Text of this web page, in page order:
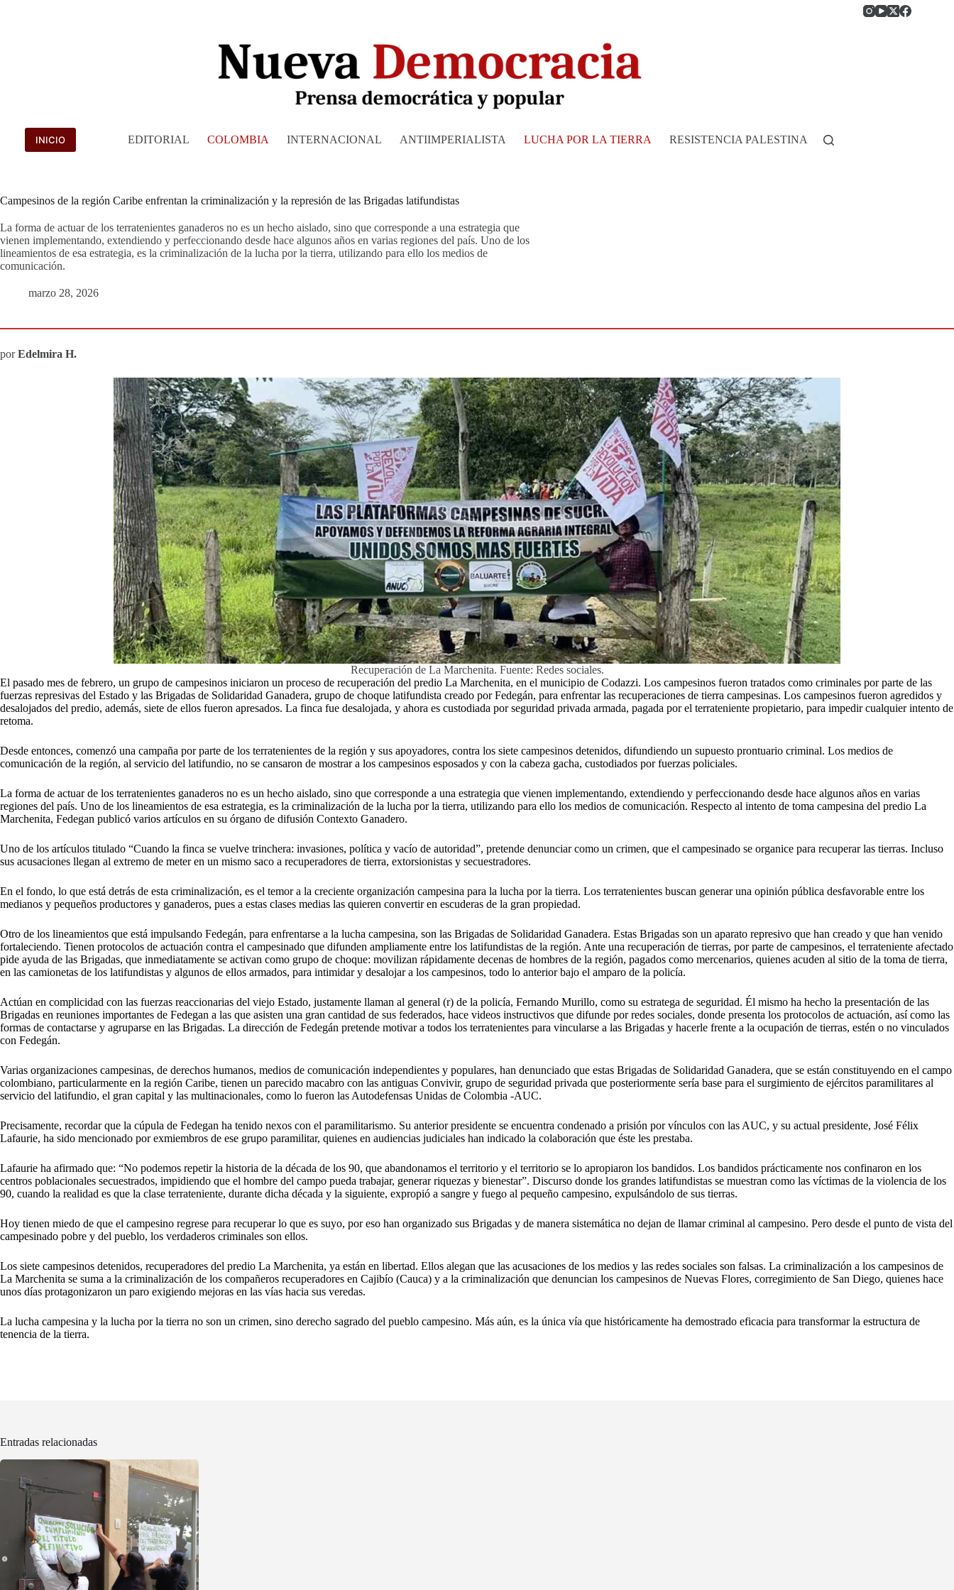
INICIO EDITORIAL COLOMBIA INTERNACIONAL ANTIIMPERIALISTA LUCHA POR LA TIERRA RESISTENCIA PALESTINA HISTORIA DE
Campesinos de la región Caribe enfrentan la criminalización y la represión de las Brigadas latifundistas
La forma de actuar de los terratenientes ganaderos no es un hecho aislado, sino que corresponde a una estrategia que
vienen implementando, extendiendo y perfeccionando desde hace algunos años en varias regiones del país. Uno de los
lineamientos de esa estrategia, es la criminalización de la lucha por la tierra, utilizando para ello los medios de
comunicación.
marzo 28, 2026
porEdelmira H.
Recuperación de La Marchenita. Fuente: Redes sociales.
El pasado mes de febrero, un grupo de campesinos iniciaron un proceso de recuperación del predio La Marchenita, en el municipio de Codazzi. Los campesinos fueron tratados como criminales por parte de las
fuerzas represivas del Estado y las Brigadas de Solidaridad Ganadera, grupo de choque latifundista creado por Fedegán, para enfrentar las recuperaciones de tierra campesinas. Los campesinos fueron agredidos y
desalojados del predio, además, siete de ellos fueron apresados. La finca fue desalojada, y ahora es custodiada por seguridad privada armada, pagada por el terrateniente propietario, para impedir cualquier intento de
retoma.
Desde entonces, comenzó una campaña por parte de los terratenientes de la región y sus apoyadores, contra los siete campesinos detenidos, difundiendo un supuesto prontuario criminal. Los medios de
comunicación de la región, al servicio del latifundio, no se cansaron de mostrar a los campesinos esposados y con la cabeza gacha, custodiados por fuerzas policiales.
La forma de actuar de los terratenientes ganaderos no es un hecho aislado, sino que corresponde a una estrategia que vienen implementando, extendiendo y perfeccionando desde hace algunos años en varias
regiones del país. Uno de los lineamientos de esa estrategia, es la criminalización de la lucha por la tierra, utilizando para ello los medios de comunicación. Respecto al intento de toma campesina del predio La
Marchenita, Fedegan publicó varios artículos en su órgano de difusión Contexto Ganadero.
Uno de los artículos titulado “Cuando la finca se vuelve trinchera: invasiones, política y vacío de autoridad”, pretende denunciar como un crimen, que el campesinado se organice para recuperar las tierras. Incluso
sus acusaciones llegan al extremo de meter en un mismo saco a recuperadores de tierra, extorsionistas y secuestradores.
En el fondo, lo que está detrás de esta criminalización, es el temor a la creciente organización campesina para la lucha por la tierra. Los terratenientes buscan generar una opinión pública desfavorable entre los
medianos y pequeños productores y ganaderos, pues a estas clases medias las quieren convertir en escuderas de la gran propiedad.
Otro de los lineamientos que está impulsando Fedegán, para enfrentarse a la lucha campesina, son las Brigadas de Solidaridad Ganadera. Estas Brigadas son un aparato represivo que han creado y que han venido
fortaleciendo. Tienen protocolos de actuación contra el campesinado que difunden ampliamente entre los latifundistas de la región. Ante una recuperación de tierras, por parte de campesinos, el terrateniente afectado
pide ayuda de las Brigadas, que inmediatamente se activan como grupo de choque: movilizan rápidamente decenas de hombres de la región, pagados como mercenarios, quienes acuden al sitio de la toma de tierra,
en las camionetas de los latifundistas y algunos de ellos armados, para intimidar y desalojar a los campesinos, todo lo anterior bajo el amparo de la policía.
Actúan en complicidad con las fuerzas reaccionarias del viejo Estado, justamente llaman al general (r) de la policía, Fernando Murillo, como su estratega de seguridad. Él mismo ha hecho la presentación de las
Brigadas en reuniones importantes de Fedegan a las que asisten una gran cantidad de sus federados, hace videos instructivos que difunde por redes sociales, donde presenta los protocolos de actuación, así como las
formas de contactarse y agruparse en las Brigadas. La dirección de Fedegán pretende motivar a todos los terratenientes para vincularse a las Brigadas y hacerle frente a la ocupación de tierras, estén o no vinculados
con Fedegán.
Varias organizaciones campesinas, de derechos humanos, medios de comunicación independientes y populares, han denunciado que estas Brigadas de Solidaridad Ganadera, que se están constituyendo en el campo
colombiano, particularmente en la región Caribe, tienen un parecido macabro con las antiguas Convivir, grupo de seguridad privada que posteriormente sería base para el surgimiento de ejércitos paramilitares al
servicio del latifundio, el gran capital y las multinacionales, como lo fueron las Autodefensas Unidas de Colombia -AUC.
Precisamente, recordar que la cúpula de Fedegan ha tenido nexos con el paramilitarismo. Su anterior presidente se encuentra condenado a prisión por vínculos con las AUC, y su actual presidente, José Félix
Lafaurie, ha sido mencionado por exmiembros de ese grupo paramilitar, quienes en audiencias judiciales han indicado la colaboración que éste les prestaba.
Lafaurie ha afirmado que: “No podemos repetir la historia de la década de los 90, que abandonamos el territorio y el territorio se lo apropiaron los bandidos. Los bandidos prácticamente nos confinaron en los
centros poblacionales secuestrados, impidiendo que el hombre del campo pueda trabajar, generar riquezas y bienestar”. Discurso donde los grandes latifundistas se muestran como las víctimas de la violencia de los
90, cuando la realidad es que la clase terrateniente, durante dicha década y la siguiente, expropió a sangre y fuego al pequeño campesino, expulsándolo de sus tierras.
Hoy tienen miedo de que el campesino regrese para recuperar lo que es suyo, por eso han organizado sus Brigadas y de manera sistemática no dejan de llamar criminal al campesino. Pero desde el punto de vista del
campesinado pobre y del pueblo, los verdaderos criminales son ellos.
Los siete campesinos detenidos, recuperadores del predio La Marchenita, ya están en libertad. Ellos alegan que las acusaciones de los medios y las redes sociales son falsas. La criminalización a los campesinos de
La Marchenita se suma a la criminalización de los compañeros recuperadores en Cajibío (Cauca) y a la criminalización que denuncian los campesinos de Nuevas Flores, corregimiento de San Diego, quienes hace
unos días protagonizaron un paro exigiendo mejoras en las vías hacia sus veredas.
La lucha campesina y la lucha por la tierra no son un crimen, sino derecho sagrado del pueblo campesino. Más aún, es la única vía que históricamente ha demostrado eficacia para transformar la estructura de
tenencia de la tierra.
Entradas relacionadas